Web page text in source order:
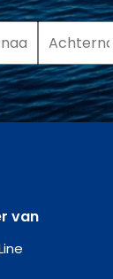
van